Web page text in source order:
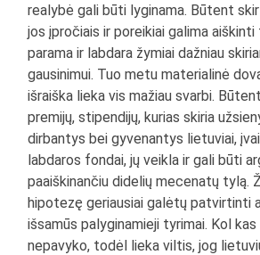
realybė gali būti lyginama. Būtent
jos įpročiais ir poreikiai galima aiškinti
parama ir labdara žymiai dažniau
gausinimui. Tuo metu materialinė
išraiška lieka vis mažiau svarbi.
premijų, stipendijų, kurias skiria
dirbantys bei gyvenantys lietuviai,
labdaros fondai, jų veikla ir gali būti
paaiškinančiu didelių mecenatų tylą.
hipotezę geriausiai galėtų patvirtinti
išsamūs palyginamieji tyrimai. Kol
nepavyko, todėl lieka viltis, jog